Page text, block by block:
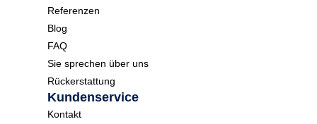
Referenzen
Blog
FAQ
Sie sprechen über uns
Rückerstattung
Kundenservice
Kontakt